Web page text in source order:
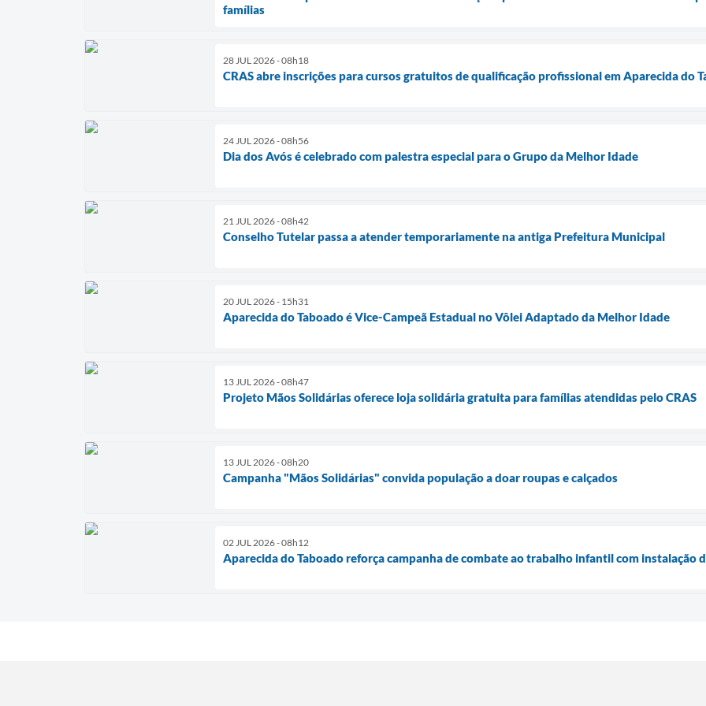
famílias
28 JUL 2026 - 08h18
CRAS abre inscrições para cursos gratuitos de qualificação profissional em Aparecida do
24 JUL 2026 - 08h56
Dia dos Avós é celebrado com palestra especial para o Grupo da Melhor Idade
21 JUL 2026 - 08h42
Conselho Tutelar passa a atender temporariamente na antiga Prefeitura Municipal
20 JUL 2026 - 15h31
Aparecida do Taboado é Vice-Campeã Estadual no Vôlei Adaptado da Melhor Idade
13 JUL 2026 - 08h47
Projeto Mãos Solidárias oferece loja solidária gratuita para famílias atendidas pelo CRAS
13 JUL 2026 - 08h20
Campanha "Mãos Solidárias" convida população a doar roupas e calçados
02 JUL 2026 - 08h12
Aparecida do Taboado reforça campanha de combate ao trabalho infantil com instalação